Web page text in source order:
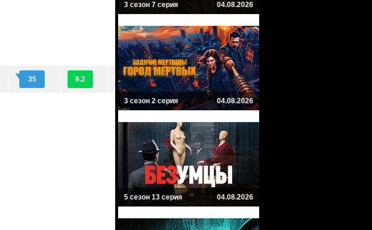
35 9.2
3 сезон 7 серия 04.08.2026
3 сезон 2 серия 04.08.2026
5 сезон 13 серия 04.08.2026